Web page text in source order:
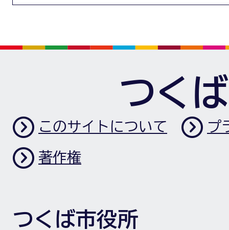
つく
このサイトについて プ
著作権
つくば市役所